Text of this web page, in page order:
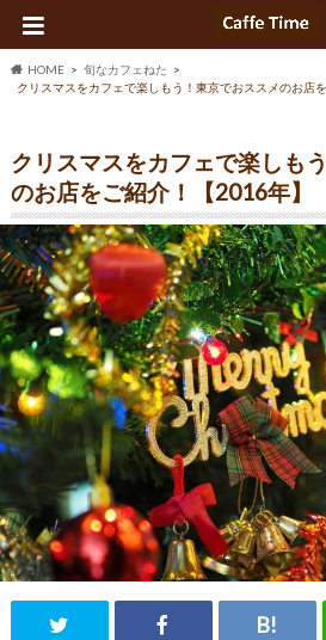
HOME
旬なカフェねた
クリスマスをカフェで楽しもう！東京でおススメのお店
クリスマスをカフェで楽しも
のお店をご紹介！【2016年】